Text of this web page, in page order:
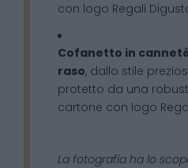
con logo Regali
Cofanetto in
raso, dallo stile
protetto da una
cartone con logo
La fotografia ha lo